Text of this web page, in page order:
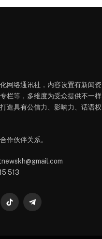
网络通讯社，内容设置有新闻资
栏等，多维度为受众提供不一样
造具有公信力、影响力、话语权
作伙伴关系。
513
TikTok Telegram